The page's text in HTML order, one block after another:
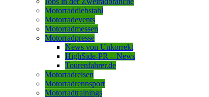
Motorraddiebstahl
Motorradevents
Motorradmessen
Motorradpresse
News von Unkorrekt
HighSide-PR – News
Tourenfahrer.de
Motorradreisen
Motorradrennsport
Motorradtrainings